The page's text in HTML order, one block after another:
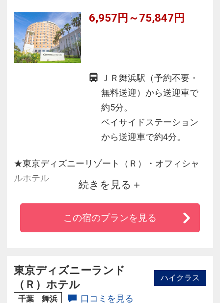
6,957円～75,847円
ＪＲ舞浜駅（予約不要・
無料送迎）から送迎車で
約5分。
ベイサイドステーション
から送迎車で約4分。
★東京ディズニーリゾート（Ｒ）・オフィシャ
ルホテル
★全客室洗い場付きの浴室だから、お子様連れ
にオススメ！
★駐車場24時間ご利用OK！ご宿泊の方は宿泊者
続きを見る
この宿のプランを見る
東京ディズニーランド
（Ｒ）ホテル
ハイクラス
千葉 舞浜 口コミを見る